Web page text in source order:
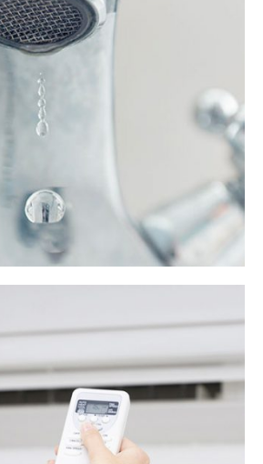
Room Gocce
Gocce
Rubinetteria
Rubinetteria